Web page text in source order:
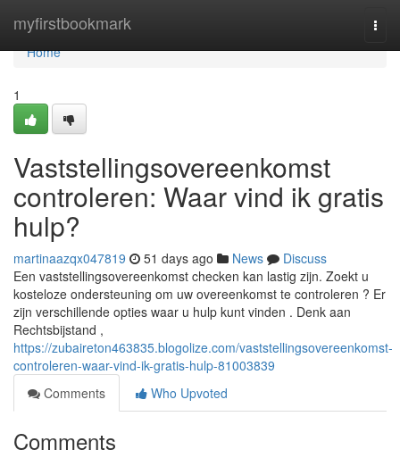
myfirstbookmark
Home
Home
1
Vaststellingsovereenkomst
controleren: Waar vind ik gratis
hulp?
martinaazqx047819 51 days ago News
Discuss
Een vaststellingsovereenkomst checken kan lastig zijn. Zoekt u
kosteloze ondersteuning om uw overeenkomst te controleren ? Er
zijn verschillende opties waar u hulp kunt vinden . Denk aan
Rechtsbijstand ,
https://zubaireton463835.blogolize.com/vaststellingsovereenkomst-
controleren-waar-vind-ik-gratis-hulp-81003839
Comments
Who Upvoted
Comments